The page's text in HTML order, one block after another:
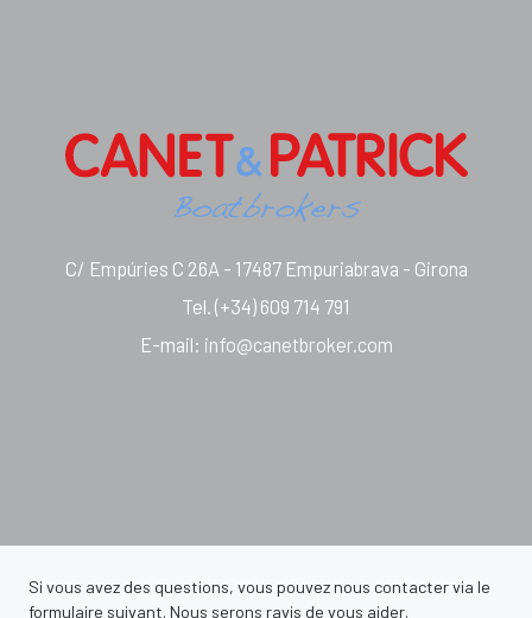
C/ Empúries C 26A - 17487 Empuriabrava - Girona
Tel. (+34) 609 714 791
E-mail: info@canetbroker.com
Si vous avez des questions, vous pouvez nous contacter via le
formulaire suivant. Nous serons ravis de vous aider.